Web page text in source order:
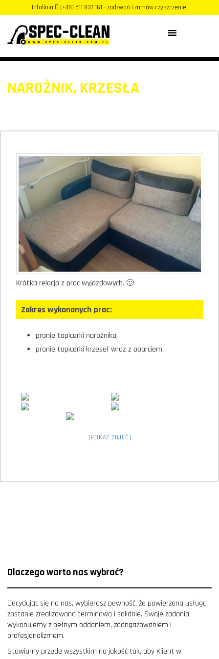
Infolinia (+48) 511 837 161 - zadzwoń i zamów czyszczenie!
NAROŻNIK, KRZESŁA
Krótka relacja z prac wyjazdowych. 🙂
Zakres wykonanych prac:
pranie tapicerki narożnika,
pranie tapicerki krzeseł wraz z oparciem.
[POKAZ ZDJĘĆ]
Dlaczego warto nas wybrać?
Decydując się na nas, wybierasz pewność, że powierzona usługa
zostanie zrealizowana terminowo i solidnie. Swoje zadania
wykonujemy z pełnym oddaniem, zaangażowaniem i
profesjonalizmem.
Stawiamy przede wszystkim na jakość tak, aby Klient w